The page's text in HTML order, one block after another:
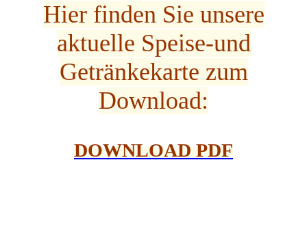
Hier finden Sie unsere
aktuelle Speise-und
Getränkekarte zum
Download:
DOWNLOADPDF